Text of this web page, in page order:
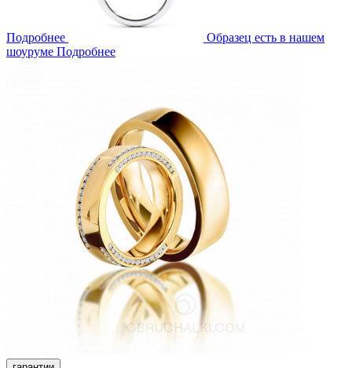
Подробнее
Образец есть в нашем
шоуруме Подробнее